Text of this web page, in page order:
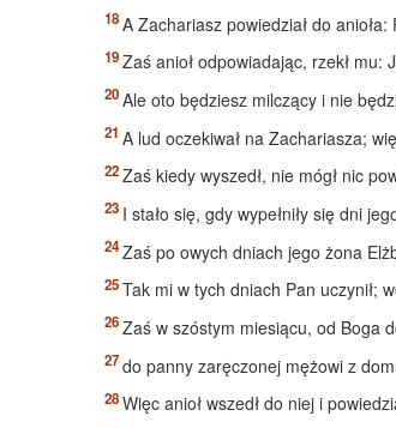
A Zachariasz powiedział do
Zaś anioł odpowiadając, rzekł
Ale oto będziesz milczący i nie
A lud oczekiwał na Zachariasza;
Zaś kiedy wyszedł, nie mógł nic
I stało się, gdy wypełniły się dni
Zaś po owych dniach jego żona
Tak mi w tych dniach Pan uczynił;
Zaś w szóstym miesiącu, od Boga
do panny zaręczonej mężowi z
Więc anioł wszedł do niej i